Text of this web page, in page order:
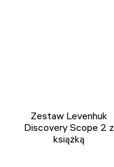
Zestaw Levenhuk
Discovery Scope 2 z
książką